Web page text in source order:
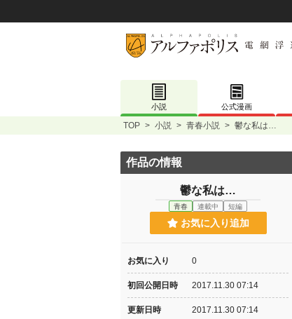
小説 公式漫画
TOP > 小説 > 青春小説 > 鬱な私は…
作品の情報
鬱な私は…
青春 連載中 短編
お気に入り追加
お気に入り 0
初回公開日時 2017.11.30 07:14
更新日時 2017.11.30 07:14